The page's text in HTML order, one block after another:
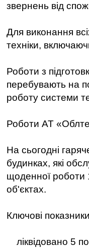
звернень від
Для виконання
техніки,
Роботи з
перебувають на
роботу системи
Роботи АТ
На сьогодні
будинках, які
щоденної роботи
об'єктах.
Ключові
ліквідовано 5